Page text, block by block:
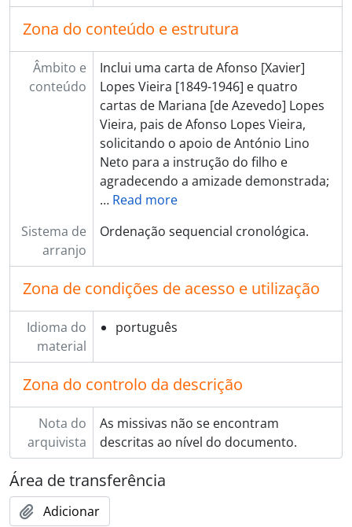
Zona do conteúdo e estrutura
Âmbito e
conteúdo
Inclui uma carta de Afonso [Xavier]
Lopes Vieira [1849-1946] e quatro
cartas de Mariana [de Azevedo] Lopes
Vieira, pais de Afonso Lopes Vieira,
solicitando o apoio de António Lino
Neto para a instrução do filho e
agradecendo a amizade demonstrada;
… Read more
Sistema de
arranjo
Ordenação sequencial cronológica.
Zona de condições de acesso e utilização
Idioma do
material
português
Zona do controlo da descrição
Nota do
arquivista
As missivas não se encontram
descritas ao nível do documento.
Área de transferência
Adicionar